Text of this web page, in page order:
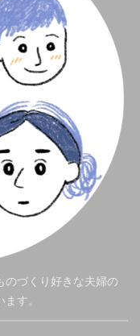
のづくり好きな夫婦の
す。